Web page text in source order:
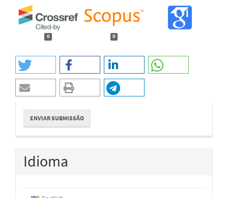
0 0
Enviar
Submissão
ENVIAR SUBMISSÃO
Idioma